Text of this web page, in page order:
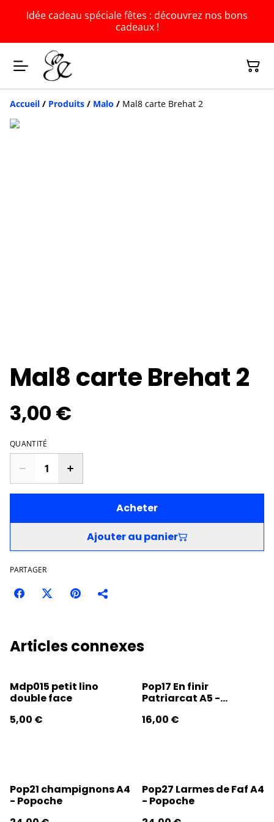
Idée cadeau spéciale fêtes : découvrez nos bons
cadeaux !
Accueil / Produits / Malo / Mal8 carte Brehat 2
Mal8 carte Brehat 2
3,00 €
QUANTITÉ
Acheter
Ajouter au panier
PARTAGER
Articles connexes
Mdp015 petit lino
double face
5,00 €
Pop17 En finir
Patriarcat A5 -
16,00 €
Pop21 champignons A4
- Popoche
Pop27 Larmes de Faf A4
- Popoche